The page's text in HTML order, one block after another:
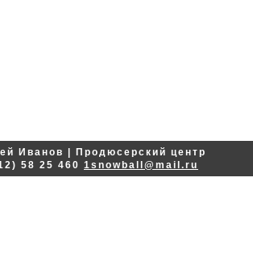
Иванов | Продюсерский центр
58 25 460 1snowball@mail.ru